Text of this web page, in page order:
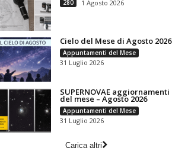
280 1 Agosto 2026
Cielo del Mese di Agosto 2026
Appuntamenti del Mese
31 Luglio 2026
SUPERNOVAE aggiornamenti
del mese – Agosto 2026
Appuntamenti del Mese
31 Luglio 2026
Carica altri